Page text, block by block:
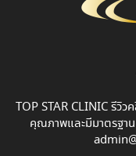
TOP STAR CLINIC รีวิ
คุณภาพและมีมาตรฐาน